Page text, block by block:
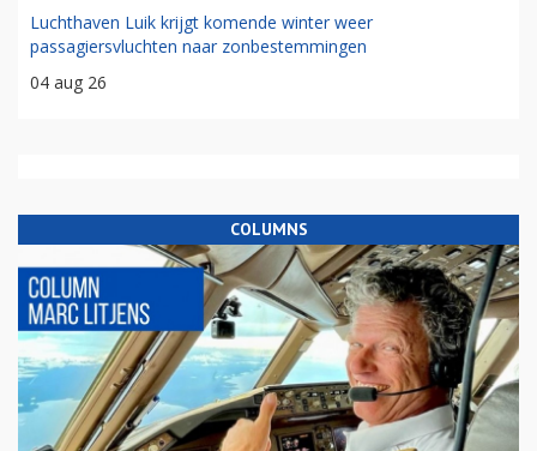
Luchthaven Luik krijgt komende winter weer
passagiersvluchten naar zonbestemmingen
04 aug 26
COLUMNS